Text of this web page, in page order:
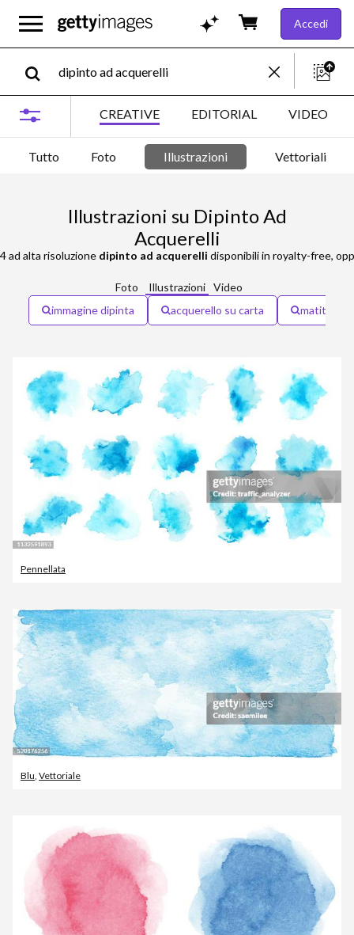
Accedi
CREATIVE EDITORIAL VIDEO
Tutto Foto Illustrazioni Vettoriali
Illustrazioni su Dipinto Ad
Acquerelli
ad alta risoluzione dipinto ad acquerelli disponibili in royalty-free,
Foto Illustrazioni Video
immagine dipinta
acquerello su carta matita e
Pennellata
Blu, Vettoriale